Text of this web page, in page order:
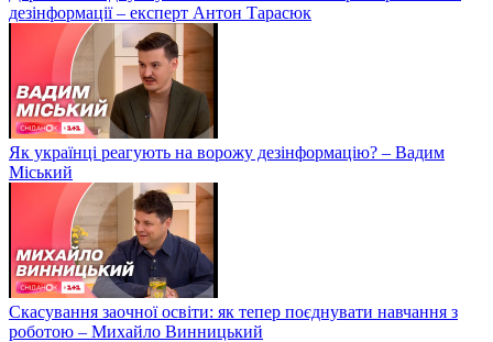
дезінформації – експерт Антон Тарасюк
Як українці реагують на ворожу дезінформацію? – Вадим
Міський
Скасування заочної освіти: як тепер поєднувати навчання з
роботою – Михайло Винницький